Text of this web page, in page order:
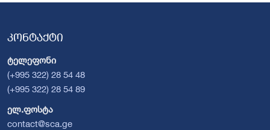
კონტაქტი
ტელეფონი
(+995 322) 28 54 48
(+995 322) 28 54 89
ელ.ფოსტა
contact@sca.ge